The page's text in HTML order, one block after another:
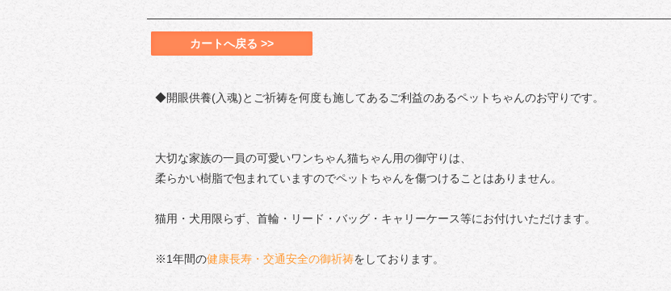
カートへ戻る >>
◆開眼供養(入魂)とご祈祷を何度も施してあるご利益のあるペットちゃんのお守りです。
大切な家族の一員の可愛いワンちゃん猫ちゃん用の御守りは、
柔らかい樹脂で包まれていますのでペットちゃんを傷つけることはありません。
猫用・犬用限らず、首輪・リード・バッグ・キャリーケース等にお付けいただけます。
※1年間の健康長寿・交通安全の御祈祷をしております。